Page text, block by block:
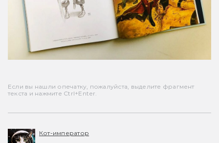
Если вы нашли опечатку, пожалуйста, выделите фрагмент
текста и нажмите Ctrl+Enter.
Кот-император